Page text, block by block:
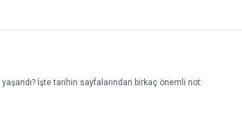
İşte tarihin sayfalarından birkaç önemli not: